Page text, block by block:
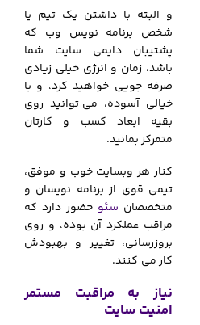
و البته با داشتن یک تیم یا
شخص برنامه نویس وب که
پشتیبان دایمی سایت شما
باشد، زمان و انرژی خیلی زیادی
صرفه جویی خواهید کرد، و با
خیالی آسوده، می‌ توانید روی
بقیه ابعاد کسب و کارتان
متمرکز بمانید.
کنار هر وبسایت خوب و موفق،
تیمی قوی از برنامه نویسان و
متخصصان سئو حضور دارد که
مراقب عملکرد آن بوده، و روی
بروزرسانی، تغییر و بهبودش
کار می‌ کنند.
نیاز به مراقبت مستمر
امنیت سایت